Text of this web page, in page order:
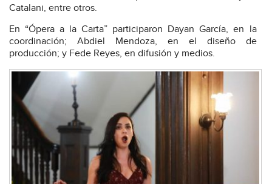
Catalani, entre otros.
En “Ópera a la Carta” participaron Dayan García, en la
coordinación; Abdiel Mendoza, en el diseño de
producción; y Fede Reyes, en difusión y medios.